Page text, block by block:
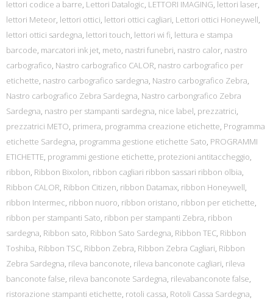
lettori codice a barre, Lettori Datalogic, LETTORI IMAGING, lettori laser,
lettori Meteor, lettori ottici, lettori ottici cagliari, Lettori ottici Honeywell,
lettori ottici sardegna, lettori touch, lettori wi fi, lettura e stampa
barcode, marcatori ink jet, meto, nastri funebri, nastro calor, nastro
carbografico, Nastro carbografico CALOR, nastro carbografico per
etichette, nastro carbografico sardegna, Nastro carbografico Zebra,
Nastro carbografico Zebra Sardegna, Nastro carbongrafico Zebra
Sardegna, nastro per stampanti sardegna, nice label, prezzatrici,
prezzatrici METO, primera, programma creazione etichette, Programma
etichette Sardegna, programma gestione etichette Sato, PROGRAMMI
ETICHETTE, programmi gestione etichette, protezioni antitaccheggio,
ribbon, Ribbon Bixolon, ribbon cagliari ribbon sassari ribbon olbia,
Ribbon CALOR, Ribbon Citizen, ribbon Datamax, ribbon Honeywell,
ribbon Intermec, ribbon nuoro, ribbon oristano, ribbon per etichette,
ribbon per stampanti Sato, ribbon per stampanti Zebra, ribbon
sardegna, Ribbon sato, Ribbon Sato Sardegna, Ribbon TEC, Ribbon
Toshiba, Ribbon TSC, Ribbon Zebra, Ribbon Zebra Cagliari, Ribbon
Zebra Sardegna, rileva banconote, rileva banconote cagliari, rileva
banconote false, rileva banconote Sardegna, rilevabanconote false,
ristorazione stampanti etichette, rotoli cassa, Rotoli Cassa Sardegna,